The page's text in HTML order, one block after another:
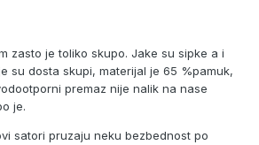
zasto je toliko skupo. Jake su sipke a i
su dosta skupi, materijal je 65 %pamuk,
premaz nije nalik na nase
je.
satori pruzaju neku bezbednost po